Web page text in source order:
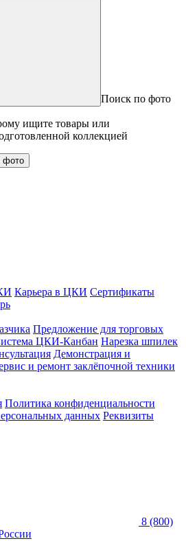
Поиск по фото
ищите товары или
коллекцией
фото
Карьера в ЦКИ Сертификаты
Предложение для торговых
ЦКИ-Канбан Нарезка шпилек
Демонстрация и
и ремонт заклёпочной техники
Политика конфиденциальности
данных Реквизиты
8 (800)